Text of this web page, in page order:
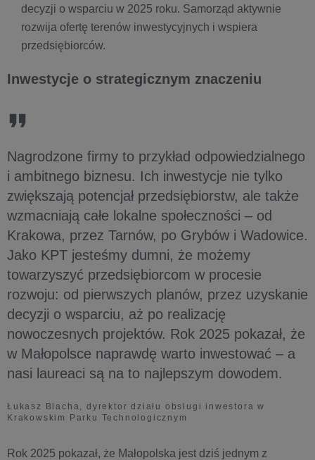
decyzji o wsparciu w 2025 roku. Samorząd aktywnie
rozwija ofertę terenów inwestycyjnych i wspiera
przedsiębiorców.
Inwestycje o strategicznym znaczeniu
Nagrodzone firmy to przykład odpowiedzialnego
i ambitnego biznesu. Ich inwestycje nie tylko
zwiększają potencjał przedsiębiorstw, ale także
wzmacniają całe lokalne społeczności – od
Krakowa, przez Tarnów, po Grybów i Wadowice.
Jako KPT jesteśmy dumni, że możemy
towarzyszyć przedsiębiorcom w procesie
rozwoju: od pierwszych planów, przez uzyskanie
decyzji o wsparciu, aż po realizację
nowoczesnych projektów. Rok 2025 pokazał, że
w Małopolsce naprawdę warto inwestować – a
nasi laureaci są na to najlepszym dowodem.
Łukasz Blacha, dyrektor działu obsługi inwestora w
Krakowskim Parku Technologicznym
Rok 2025 pokazał, że Małopolska jest dziś jednym z